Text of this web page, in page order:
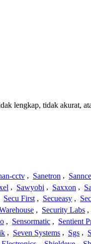
lengkap, tidak akurat,
cctv , Sanetron , Sannce
, Sawyobi , Saxxon ,
Secu First , Secueasy ,
, Security Labs ,
, Sensormatic , Sentient
, Seven Systems , Sgs ,